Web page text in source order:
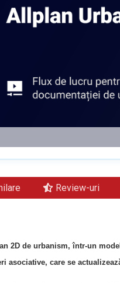
Review-uri
2D de urbanism, într-un
asociative, care se